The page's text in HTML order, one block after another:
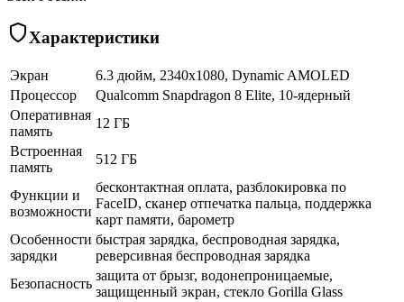
Характеристики
Экран
6.3 дюйм, 2340x1080, Dynamic AMOLED
Процессор
Qualcomm Snapdragon 8 Elite, 10-ядерный
Оперативная
память
12 ГБ
Встроенная
память
512 ГБ
Функции и
возможности
бесконтактная оплата, разблокировка по
FaceID, сканер отпечатка пальца, поддержка
карт памяти, барометр
Особенности
зарядки
быстрая зарядка, беспроводная зарядка,
реверсивная беспроводная зарядка
Безопасность
защита от брызг, водонепроницаемые,
защищенный экран, cтекло Gorilla Glass